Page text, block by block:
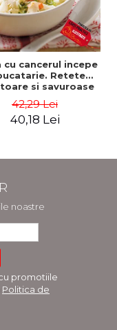
cu cancerul incepe
Retete
si savuroase
si recuperare -
Katz, Mat
42,29 Lei
40,18 Lei
noastre
promotiile
Politica de